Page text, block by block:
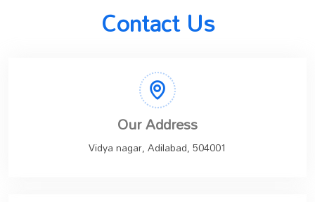
Contact Us
Our Address
Vidya nagar, Adilabad, 504001